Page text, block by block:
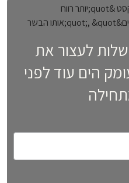
לעצור את
הים עוד לפני